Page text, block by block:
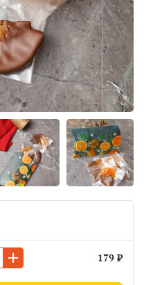
179 ₽